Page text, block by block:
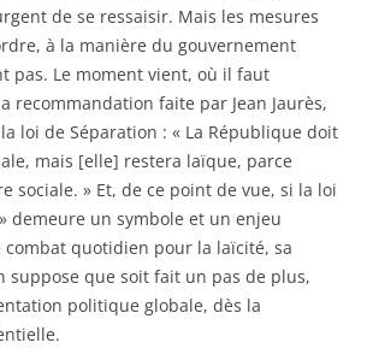
de se ressaisir. Mais les mesures
à la manière du gouvernement
pas. Le moment vient, où il faut
recommandation faite par Jean Jaurès,
loi de Séparation : « La République doit
mais [elle] restera laïque, parce
sociale. » Et, de ce point de vue, si la loi
demeure un symbole et un enjeu
quotidien pour la laïcité, sa
suppose que soit fait un pas de plus,
politique globale, dès la